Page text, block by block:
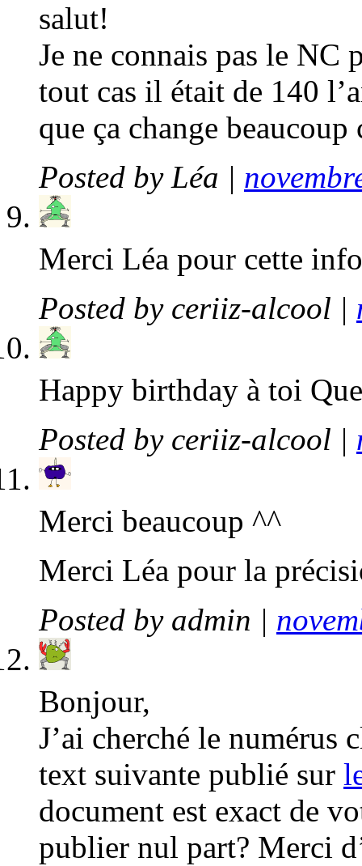
salut!
Je ne connais pas le NC
tout cas il était de 140
que ça change beaucoup
Posted by Léa |
Merci Léa pour cette
Posted by ceriiz-alcool |
Happy birthday à toi
Posted by ceriiz-alcool |
Merci beaucoup ^^
Merci Léa pour la
Posted by admin |
Bonjour,
J’ai cherché le numérus
text suivante publié sur
document est exact de
publier nul part? Merci